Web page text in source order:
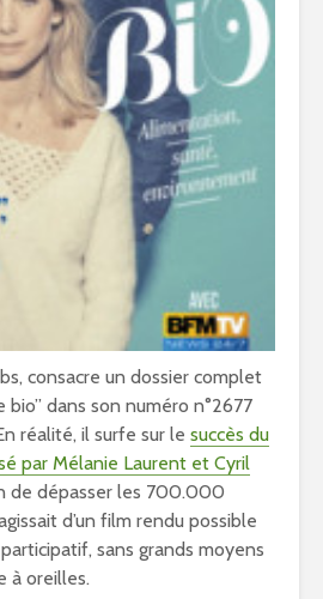
consacre un dossier complet
bio” dans son numéro n°2677
réalité, il surfe sur le succès du
par Mélanie Laurent et Cyril
de dépasser les 700.000
d’un film rendu possible
sans grands moyens
à oreilles.